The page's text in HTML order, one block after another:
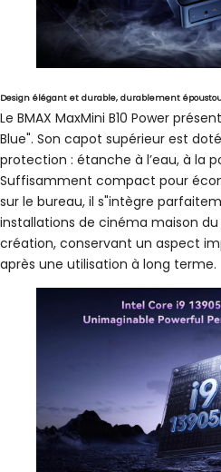
Design élégant et durable, durablement
Le BMAX MaxMini B10 Power
Blue". Son capot supérieur est
protection : étanche à l’eau, à la
Suffisamment compact pour
sur le bureau, il s"intègre
installations de cinéma maison
création, conservant un aspect
après une utilisation à long terme.